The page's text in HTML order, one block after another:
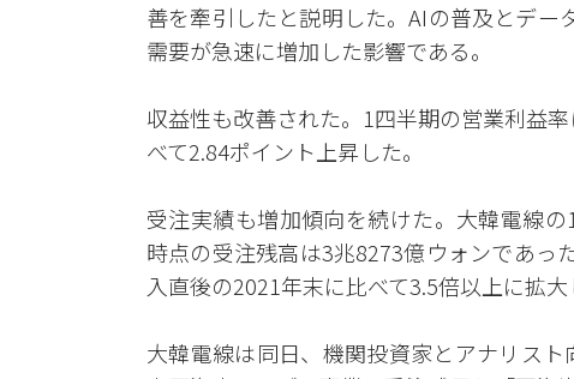
善を牽引したと説明した。AIの普及とデー
需要が急速に増加した影響である。
収益性も改善された。1四半期の営業利益
べて2.84ポイント上昇した。
受注実績も増加傾向を続けた。大韓電線
時点の受注残高は3兆8273億ウォンであっ
入直後の2021年末に比べて3.5倍以上に拡大
大韓電線は同日、機関投資家とアナリス